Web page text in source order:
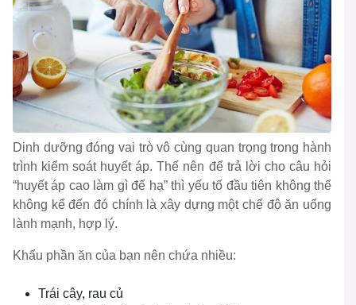
Dinh dưỡng đóng vai trò vô cùng quan trọng trong hành
trình kiểm soát huyết áp. Thế nên để trả lời cho câu hỏi
“huyết áp cao làm gì để hạ” thì yếu tố đầu tiên không thể
không kể đến đó chính là xây dựng một chế độ ăn uống
lành mạnh, hợp lý.
Khẩu phần ăn của bạn nên chứa nhiều:
Trái cây, rau củ